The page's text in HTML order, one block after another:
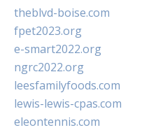
theblvd-boise.com
fpet2023.org
e-smart2022.org
ngrc2022.org
leesfamilyfoods.com
lewis-lewis-cpas.com
eleontennis.com